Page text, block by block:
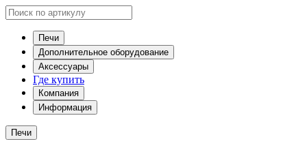
Печи
Дополнительное оборудование
Аксессуары
Где купить
Компания
Информация
Печи